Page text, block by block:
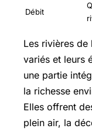
Débit
Les rivières de
variés et leurs
une partie
la richesse
Elles offrent
plein air, la